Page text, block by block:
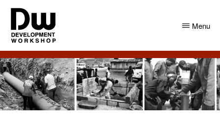
Skip
main
content
Skip
primary
sidebar
DW
Angola
Development
Workshop
Angola
Menu